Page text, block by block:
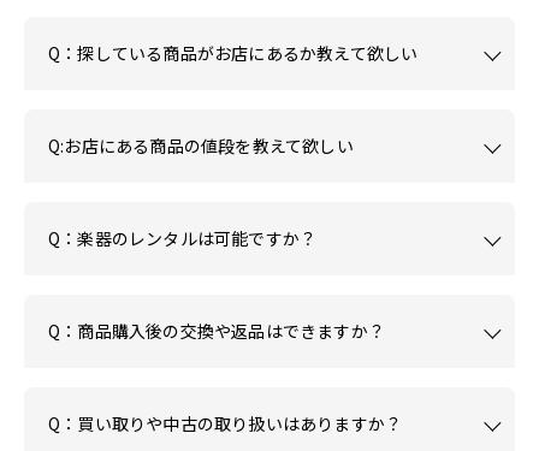
Q：探している商品がお店にあるか教えて欲しい
Q:お店にある商品の値段を教えて欲しい
Q：楽器のレンタルは可能ですか？
Q：商品購入後の交換や返品はできますか？
Q：買い取りや中古の取り扱いはありますか？